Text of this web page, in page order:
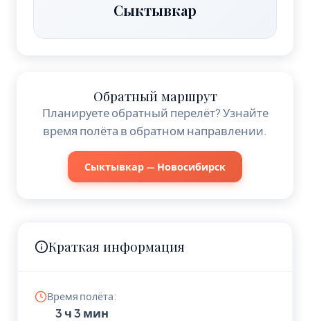
Сыктывкар
Обратный маршрут
Планируете обратный перелёт? Узнайте
время полёта в обратном направлении.
Сыктывкар — Новосибирск
Краткая информация
Время полёта:
3 ч 3 мин